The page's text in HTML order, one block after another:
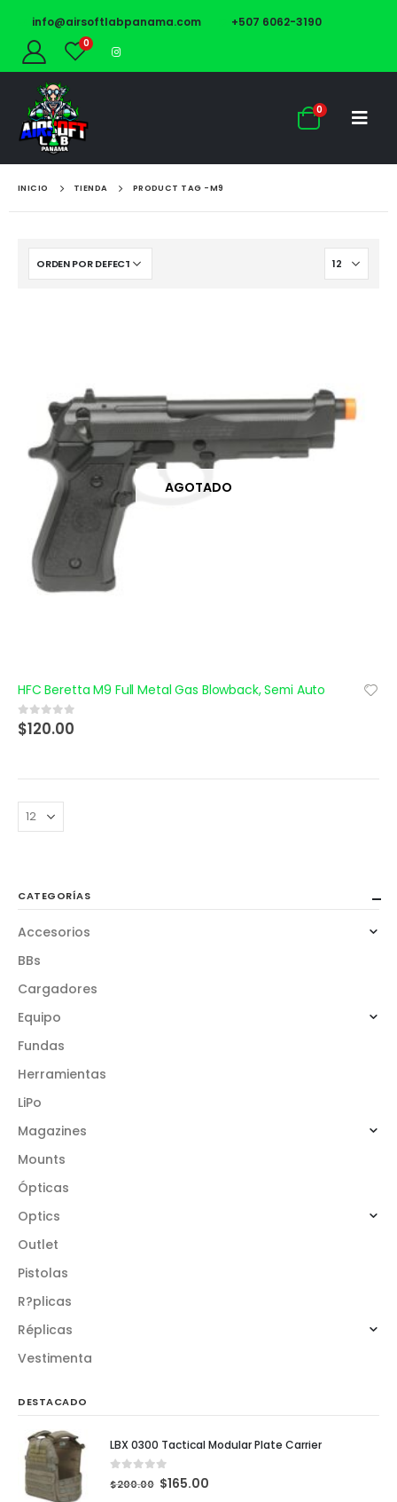
info@airsoftlabpanama.com +507 6062-3190
0
0
INICIO TIENDA PRODUCT TAG -M9
AGOTADO
HFC Beretta M9 Full Metal Gas Blowback, Semi Auto
0out of 5
$120.00
CATEGORÍAS
Accesorios
BBs
Cargadores
Equipo
Fundas
Herramientas
LiPo
Magazines
Mounts
Ópticas
Optics
Outlet
Pistolas
R?plicas
Réplicas
Vestimenta
DESTACADO
LBX 0300 Tactical Modular Plate Carrier
out of 5
$200.00 $165.00